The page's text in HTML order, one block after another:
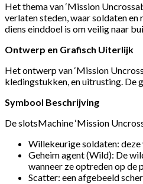
Het thema van ‘Mission
verlaten steden, waar soldaten
diens einddoel is om veilig naar
Ontwerp en Grafisch Uiterlijk
Het ontwerp van ‘Mission
kledingstukken, en uitrusting. De
Symbool Beschrijving
De slotsMachine ‘Mission
Willekeurige soldaten: deze
Geheim agent (Wild): De
wanneer ze optreden op de
Scatter: een afgebeeld